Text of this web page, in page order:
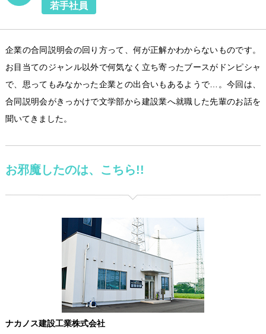
若手社員
企業の合同説明会の回り方って、何が正解かわからないものです。
お目当てのジャンル以外で何気なく立ち寄ったブースがドンピシャ
で、思ってもみなかった企業との出合いもあるようで…。今回は、
合同説明会がきっかけで文学部から建設業へ就職した先輩のお話を
聞いてきました。
お邪魔したのは、こちら!!
ナカノス建設工業株式会社